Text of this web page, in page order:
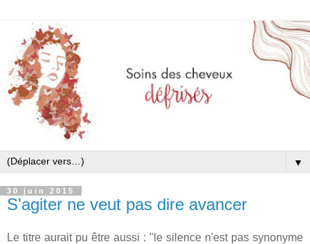
▼
30 juin 2015
S'agiter ne veut pas dire avancer
Le titre aurait pu être aussi : "le silence n'est pas synonyme